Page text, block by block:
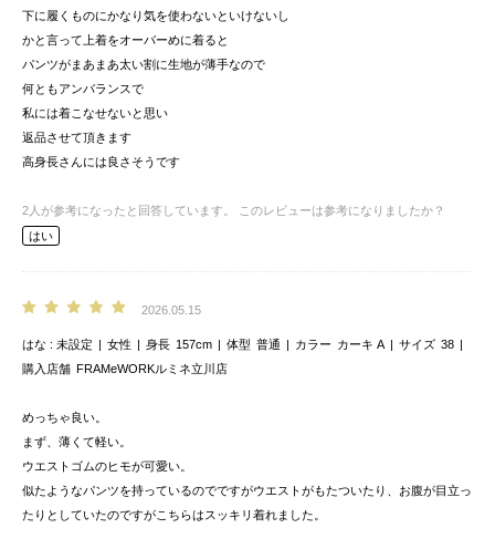
下に履くものにかなり気を使わないといけないし
かと言って上着をオーバーめに着ると
パンツがまあまあ太い割に生地が薄手なので
何ともアンバランスで
私には着こなせないと思い
返品させて頂きます
高身長さんには良さそうです
2 人が参考になったと回答しています。
このレビューは参考になりましたか？
はい
2026.05.15
はな 未設定 女性 身長 157cm 体型 普通 カラー カーキ A サイズ 38
購入店舗 FRAMeWORKルミネ立川店
めっちゃ良い。
まず、薄くて軽い。
ウエストゴムのヒモが可愛い。
似たようなパンツを持っているのでですがウエストがもたついたり、お腹が目立っ
たりとしていたのですがこちらはスッキリ着れました。